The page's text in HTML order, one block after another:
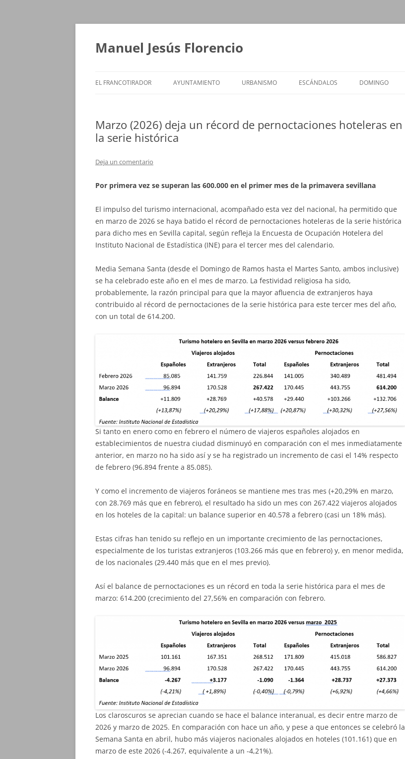
Saltar
Manuel Jesús Florencio
EL FRANCOTIRADOR AYUNTAMIENTO URBANISMO ESCÁNDALOS DOMINGO
Marzo (2026) deja un récord de pernoctaciones hoteleras en
la serie histórica
Deja un comentario
Por primera vez se superan las 600.000 en el primer mes de la primavera sevillana
El impulso del turismo internacional, acompañado esta vez del nacional, ha permitido que
en marzo de 2026 se haya batido el récord de pernoctaciones hoteleras de la serie histórica
para dicho mes en Sevilla capital, según refleja la Encuesta de Ocupación Hotelera del
Instituto Nacional de Estadística (INE) para el tercer mes del calendario.
Media Semana Santa (desde el Domingo de Ramos hasta el Martes Santo, ambos inclusive)
se ha celebrado este año en el mes de marzo. La festividad religiosa ha sido,
probablemente, la razón principal para que la mayor afluencia de extranjeros haya
contribuido al récord de pernoctaciones de la serie histórica para este tercer mes del año,
con un total de 614.200.
Si tanto en enero como en febrero el número de viajeros españoles alojados en
establecimientos de nuestra ciudad disminuyó en comparación con el mes inmediatamente
anterior, en marzo no ha sido así y se ha registrado un incremento de casi el 14% respecto
de febrero (96.894 frente a 85.085).
Y como el incremento de viajeros foráneos se mantiene mes tras mes (+20,29% en marzo,
con 28.769 más que en febrero), el resultado ha sido un mes con 267.422 viajeros alojados
en los hoteles de la capital: un balance superior en 40.578 a febrero (casi un 18% más).
Estas cifras han tenido su reflejo en un importante crecimiento de las pernoctaciones,
especialmente de los turistas extranjeros (103.266 más que en febrero) y, en menor medida,
de los nacionales (29.440 más que en el mes previo).
Así el balance de pernoctaciones es un récord en toda la serie histórica para el mes de
marzo: 614.200 (crecimiento del 27,56% en comparación con febrero.
Los claroscuros se aprecian cuando se hace el balance interanual, es decir entre marzo de
2026 y marzo de 2025. En comparación con hace un año, y pese a que entonces se celebró la
Semana Santa en abril, hubo más viajeros nacionales alojados en hoteles (101.161) que en
marzo de este 2026 (-4.267, equivalente a un -4,21%).